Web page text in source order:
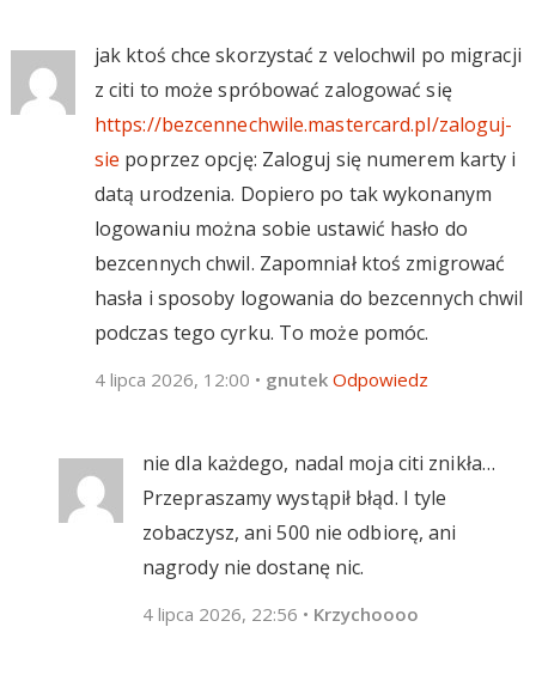
jak ktoś chce skorzystać z velochwil po migracji
z citi to może spróbować zalogować się
https://bezcennechwile.mastercard.pl/zaloguj-
sie poprzez opcję: Zaloguj się numerem karty i
datą urodzenia. Dopiero po tak wykonanym
logowaniu można sobie ustawić hasło do
bezcennych chwil. Zapomniał ktoś zmigrować
hasła i sposoby logowania do bezcennych chwil
podczas tego cyrku. To może pomóc.
4 lipca 2026, 12:00 • gnutek Odpowiedz
nie dla każdego, nadal moja citi znikła…
Przepraszamy wystąpił błąd. I tyle
zobaczysz, ani 500 nie odbiorę, ani
nagrody nie dostanę nic.
4 lipca 2026, 22:56 • Krzychoooo